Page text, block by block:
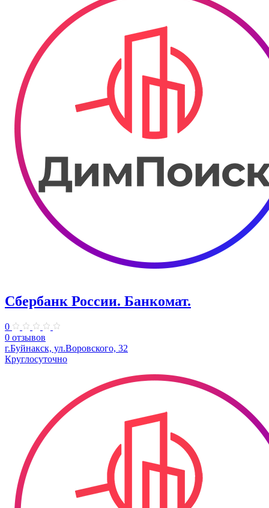
Сбербанк России. Банкомат.
0
0 отзывов
г.Буйнакск, ул.Воровского, 32
Круглосуточно